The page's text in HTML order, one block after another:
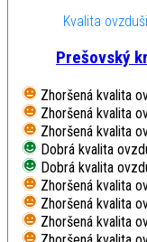
Kvalita
Prešovský
Zhoršená kvalita
Zhoršená kvalita
Zhoršená kvalita
Dobrá kvalita
Dobrá kvalita
Zhoršená kvalita
Zhoršená kvalita
Zhoršená kvalita